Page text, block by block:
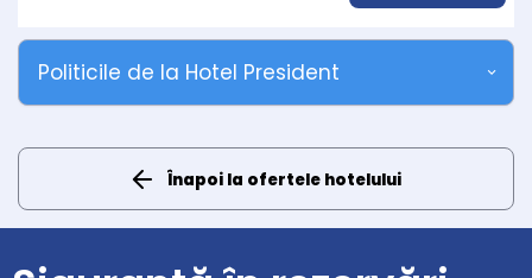
Politicile de la Hotel President
Înapoi la ofertele hotelului